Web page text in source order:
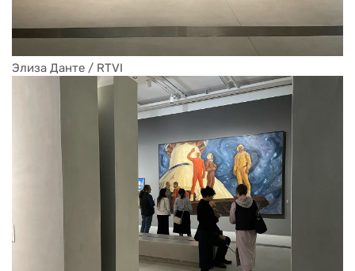
Элиза Данте / RTVI